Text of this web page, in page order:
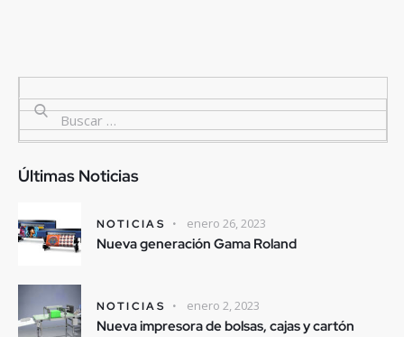
Últimas Noticias
NOTICIAS enero 26, 2023
Nueva generación Gama Roland
NOTICIAS enero 2, 2023
Nueva impresora de bolsas, cajas y cartón